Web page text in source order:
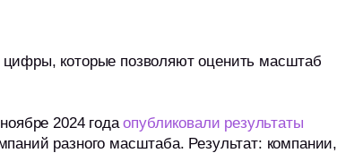
цифры, которые позволяют оценить масштаб
2024 годаопубликовали результаты
разного масштаба. Результат: компании,